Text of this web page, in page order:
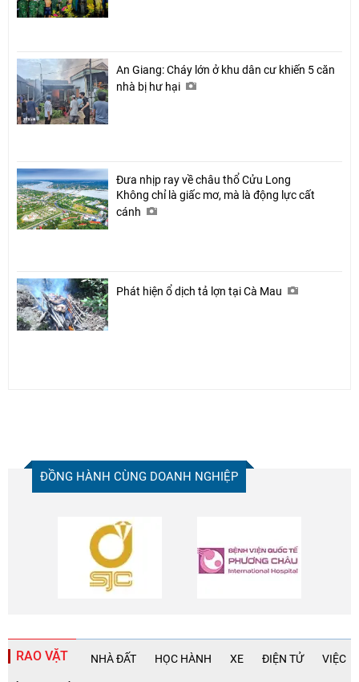
An Giang: Cháy lớn ở khu dân cư khiến 5 căn
nhà bị hư hại
Đưa nhịp ray về châu thổ Cửu Long
Không chỉ là giấc mơ, mà là động lực cất
cánh
Phát hiện ổ dịch tả lợn tại Cà Mau
ĐỒNG HÀNH CÙNG DOANH NGHIỆP
RAO VẶT NHÀ ĐẤT HỌC HÀNH XE ĐIỆN TỬ VIỆC